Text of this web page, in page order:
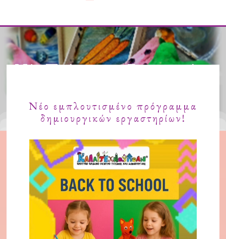
Νέο Πρόγραμμα Εργαστηρίων
Νέο εμπλουτισμένο πρόγραμμα
δημιουργικών εργαστηρίων!